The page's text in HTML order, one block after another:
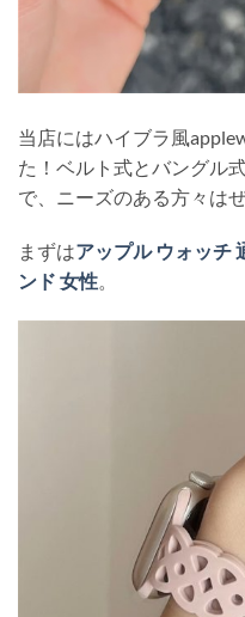
当店にはハイブラ風
た！ベルト式とバングル
で、ニーズのある方々は
まずはアップル ウォッチ
ンド 女性。